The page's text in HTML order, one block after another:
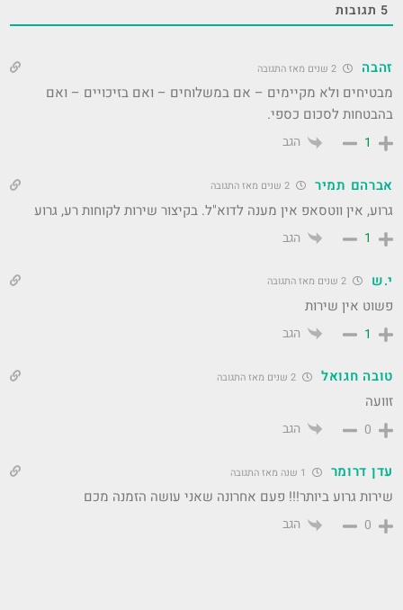
5 תגובות
זהבה
מבטיחים ולא מקיימים – אם במשלוחים – ואם בזיכויים – ואם
בהבטחות לסכום כספי.
1 הגב
אברהם תמיר
גרוע, אין ווטסאפ אין מענה לדוא"ל. בקיצור שירות לקוחות רע, גרוע
1 הגב
י.ש 2 שנים מאז התגובה
פשוט אין שירות
1 הגב
טובה חגואל
זוועה
0 הגב
עדן דרומר
שירות גרוע ביותר!!! פעם אחרונה שאני עושה הזמנה מכם
0 הגב